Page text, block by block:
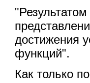
достижения
функций".
Как только